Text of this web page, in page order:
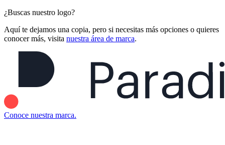
¿Buscas nuestro logo?
Aquí te dejamos una copia, pero si necesitas más opciones o quieres
conocer más, visita nuestra área de marca.
Conoce nuestra marca.